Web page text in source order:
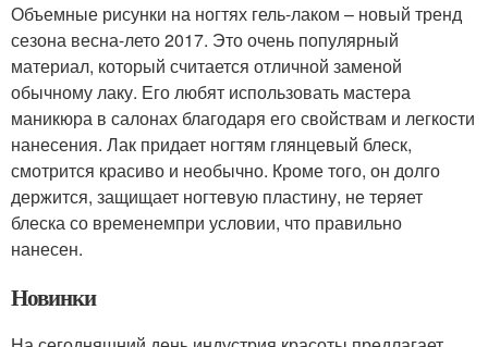
Объемные рисунки на ногтях гель-лаком – новый тренд
сезона весна-лето 2017. Это очень популярный
материал, который считается отличной заменой
обычному лаку. Его любят использовать мастера
маникюра в салонах благодаря его свойствам и легкости
нанесения. Лак придает ногтям глянцевый блеск,
смотрится красиво и необычно. Кроме того, он долго
держится, защищает ногтевую пластину, не теряет
блеска со временемпри условии, что правильно
нанесен.
Новинки